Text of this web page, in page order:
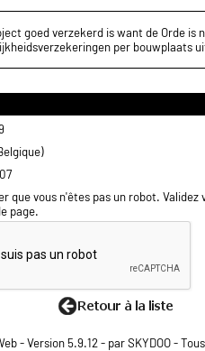
goed verzekerd is want de Orde
per bouwplaats
que vous n'êtes pas un robot. Validez
page.
- Version 5.9.12 - par SKYDOO -